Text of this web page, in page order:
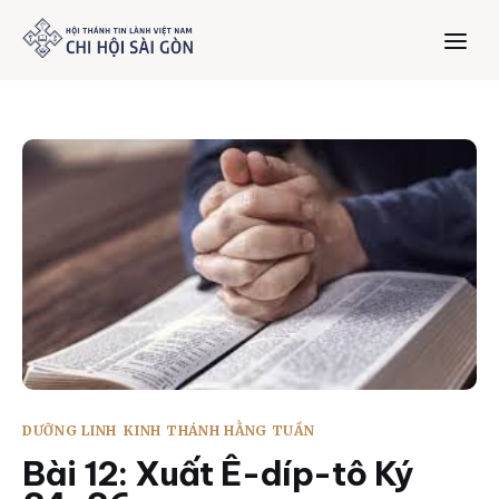
Trang chủ
Giới thiệu
Dưỡng Linh
Thư viện
Bản tin
Mục vụ
DƯỠNG LINH KINH THÁNH HẰNG TUẦN
Bài 12: Xuất Ê-díp-tô Ký